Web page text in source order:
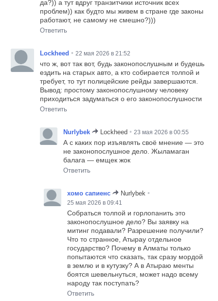
да?)) а тут вдруг транзитчики источник всех
проблем)) как будто мы живем в стране где законы
работают, не самому не смешно?)))
Ответить
Lockheed • 22 мая 2026 в 21:52
что ж, вот так вот, будь законопослушным и будешь
ездить на старых авто, а кто собирается толпой и
требует, то тут полицейские рейды завершаются.
Вывод: простому законопослушному человеку
приходиться задуматься о его законопослушности
Ответить
Nurlybek Lockheed • 23 мая 2026 в 00:55
А с каких пор изъявлять своё мнение — это
не законопослушное дело. Жыламаган
балага — емщек жок
Ответить
хомо сапиенс Nurlybek •
25 мая 2026 в 09:41
Собраться толпой и горлопанить это
законопослушное дело? Вы заявку на
митинг подавали? Разрешение получили?
Что то странное, Атырау отдельное
государство? Почему в Алматы только
попытаются что сказать, так сразу мордой
в землю и в кутузку? А в Атыраю менты
боятся шевельнуться, может надо всему
народу так поступать?
Ответить